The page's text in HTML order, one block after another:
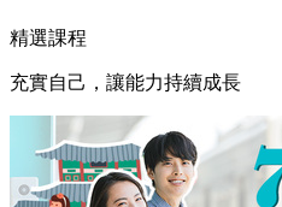
精選課程
充實自己，讓能力持續成長